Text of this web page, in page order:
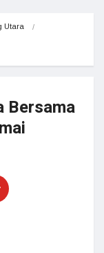
Utara
Bersama